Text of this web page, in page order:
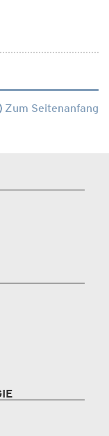
Zum Seitenanfang